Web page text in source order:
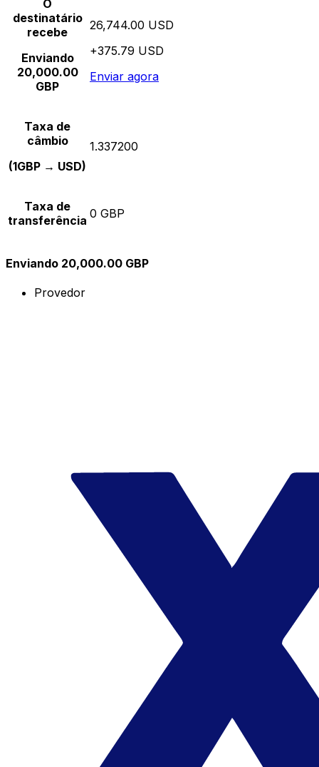
O
destinatário
recebe
Enviando
20,000.00
GBP
26,744.00 USD
+375.79 USD
Enviar agora
Taxa de
câmbio
(1GBP → USD)
1.337200
Taxa de
transferência 0 GBP
Enviando 20,000.00 GBP
Provedor